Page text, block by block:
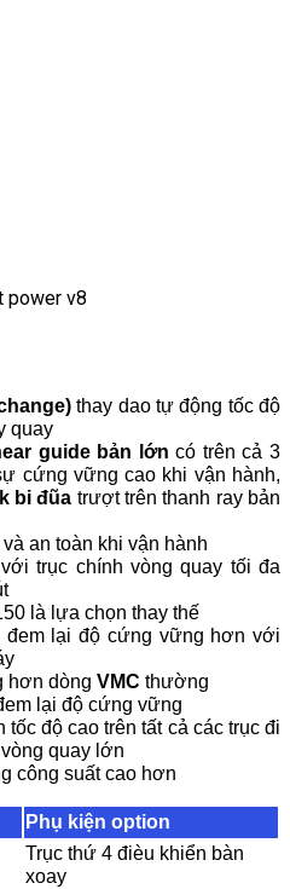
power v8
thay dao tự động tốc độ
quay
guide bản lớn có trên cả 3
cứng vững cao khi vận hành,
bi đũa trượt trên thanh ray bản
an toàn khi vận hành
trục chính vòng quay tối đa
là lựa chọn thay thế
lại độ cứng vững hơn với
hơn dòng VMC thường
lại độ cứng vững
tốc độ cao trên tất cả các trục đi
quay lớn
công suất cao hơn
Phụ kiện option
Trục thứ 4 đièu khiển bàn
xoay